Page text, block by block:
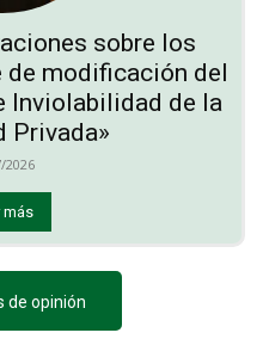
sobre los
de modificación del
Inviolabilidad de la
Privada»
2026
más
de opinión